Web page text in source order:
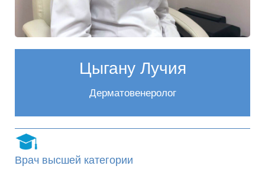
Цыгану Лучия
Дерматовенеролог
Врач высшей категории